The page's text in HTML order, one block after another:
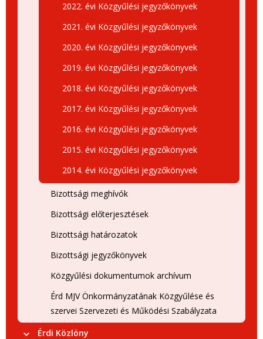
2022. évi Közgyűlési jegyzőkönyvek
2021. évi Közgyűlési jegyzőkönyvek
2020. évi Közgyűlési jegyzőkönyvek
2019. évi Közgyűlési jegyzőkönyvek
2018. évi Közgyűlési jegyzőkönyvek
2017. évi Közgyűlési jegyzőkönyvek
2016. évi Közgyűlési jegyzőkönyvek
2015. évi Közgyűlési jegyzőkönyvek
2014. évi Közgyűlési jegyzőkönyvek
Bizottsági meghívók
Bizottsági előterjesztések
Bizottsági határozatok
Bizottsági jegyzőkönyvek
Közgyűlési dokumentumok archívum
Érd MJV Önkormányzatának Közgyűlése és
szervei Szervezeti és Működési Szabályzata
Érdi Közlöny